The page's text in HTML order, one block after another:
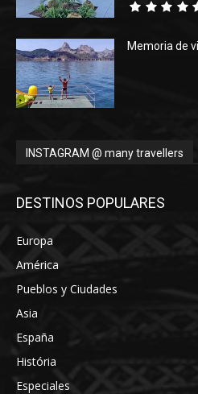
Memoria de
INSTAGRAM @ many travellers
DESTINOS POPULARES
Europa
América
Pueblos y Ciudades
Asia
España
História
Especiales